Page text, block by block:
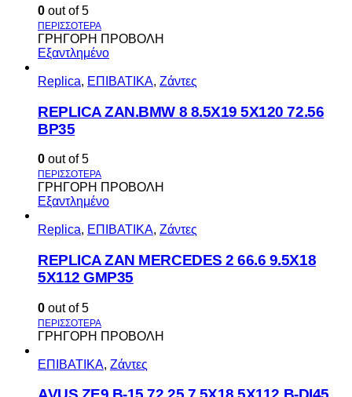
0 out of 5
ΓΡΗΓΟΡΗ ΠΡΟΒΟΛΗ
Εξαντλημένο
Replica, ΕΠΙΒΑΤΙΚΑ, Ζάντες
REPLICA ZAN.BMW 8 8.5X19 5X120 72.56
BP35
0 out of 5
ΓΡΗΓΟΡΗ ΠΡΟΒΟΛΗ
Εξαντλημένο
Replica, ΕΠΙΒΑΤΙΚΑ, Ζάντες
REPLICA ZAN MERCEDES 2 66.6 9.5X18
5X112 GMP35
0 out of 5
ΓΡΗΓΟΡΗ ΠΡΟΒΟΛΗ
ΕΠΙΒΑΤΙΚΑ, Ζάντες